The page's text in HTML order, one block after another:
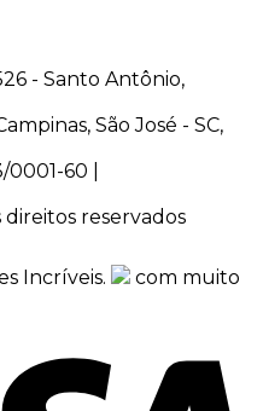
- Santo Antônio,
São José - SC,
60 |
reservados
Incríveis.
com muito